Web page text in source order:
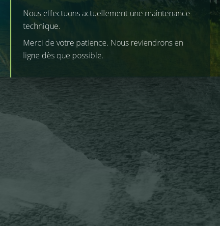
Nous effectuons actuellement une maintenance
technique.
Merci de votre patience. Nous reviendrons en
ligne dès que possible.